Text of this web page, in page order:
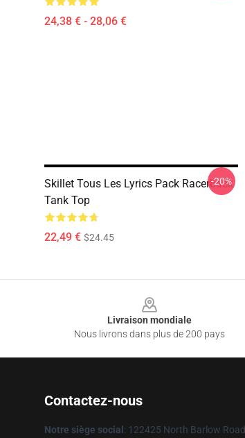
24,38 € - 28,06 €
Skillet Tous Les Lyrics Pack Racerback
Tank Top
22,49 € $24.45
-20%
Livraison mondiale
Nous livrons dans plus de 200 pays
Contactez-nous
Notre siège social : 122425 North Barlow Road